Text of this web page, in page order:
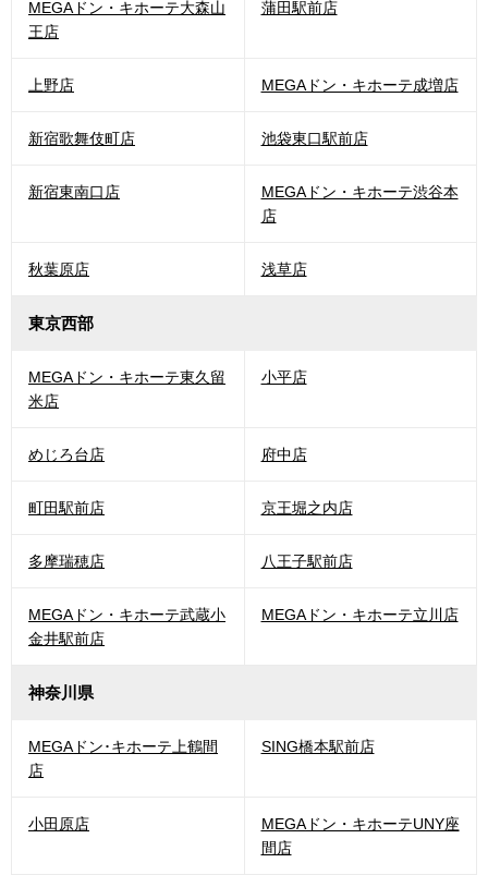
MEGAドン・キホーテ大森山
王店
蒲田駅前店
上野店 MEGAドン・キホーテ成増店
新宿歌舞伎町店 池袋東口駅前店
新宿東南口店
MEGAドン・キホーテ渋谷本
店
秋葉原店 浅草店
東京西部
MEGAドン・キホーテ東久留
米店
小平店
めじろ台店 府中店
町田駅前店 京王堀之内店
多摩瑞穂店 八王子駅前店
MEGAドン・キホーテ武蔵小
金井駅前店
MEGAドン・キホーテ立川店
神奈川県
MEGAドン･キホーテ上鶴間
店
SING橋本駅前店
小田原店
MEGAドン・キホーテUNY座
間店